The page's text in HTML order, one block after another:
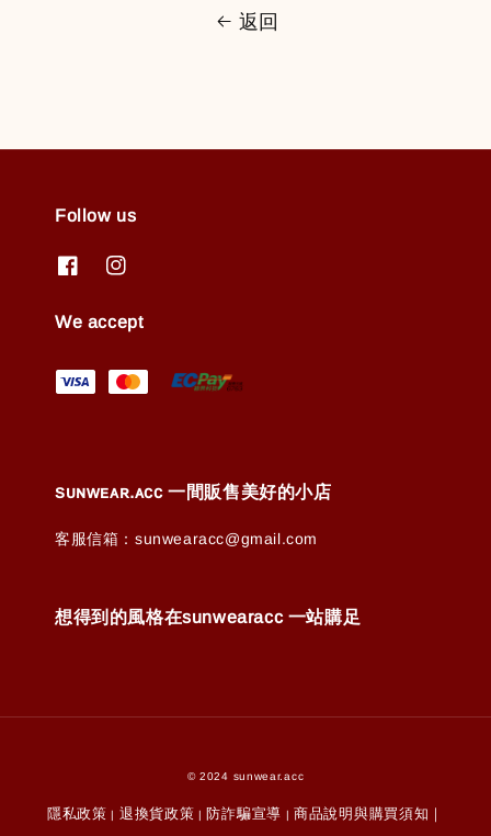
返回
Follow us
We accept
ꜱᴜɴᴡᴇᴀʀ.ᴀᴄᴄ 一間販售美好的小店
客服信箱：sunwearacc@gmail.com
想得到的風格在sunwearacc 一站購足
© 2024 sunwear.acc
隱私政策 | 退換貨政策 | 防詐騙宣導 | 商品說明與購買須知｜